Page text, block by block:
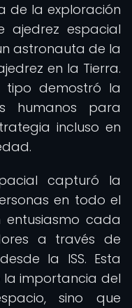
de la exploración
ajedrez espacial
astronauta de la
en la Tierra.
tipo demostró la
humanos para
incluso en
capturó la
en todo el
entusiasmo cada
a través de
la ISS. Esta
la importancia del
sino que